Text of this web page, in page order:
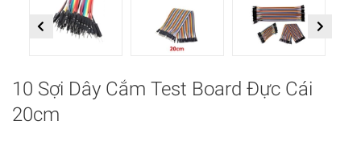
Previous Next
10 Sợi Dây Cắm Test Board Đực Cái
20cm